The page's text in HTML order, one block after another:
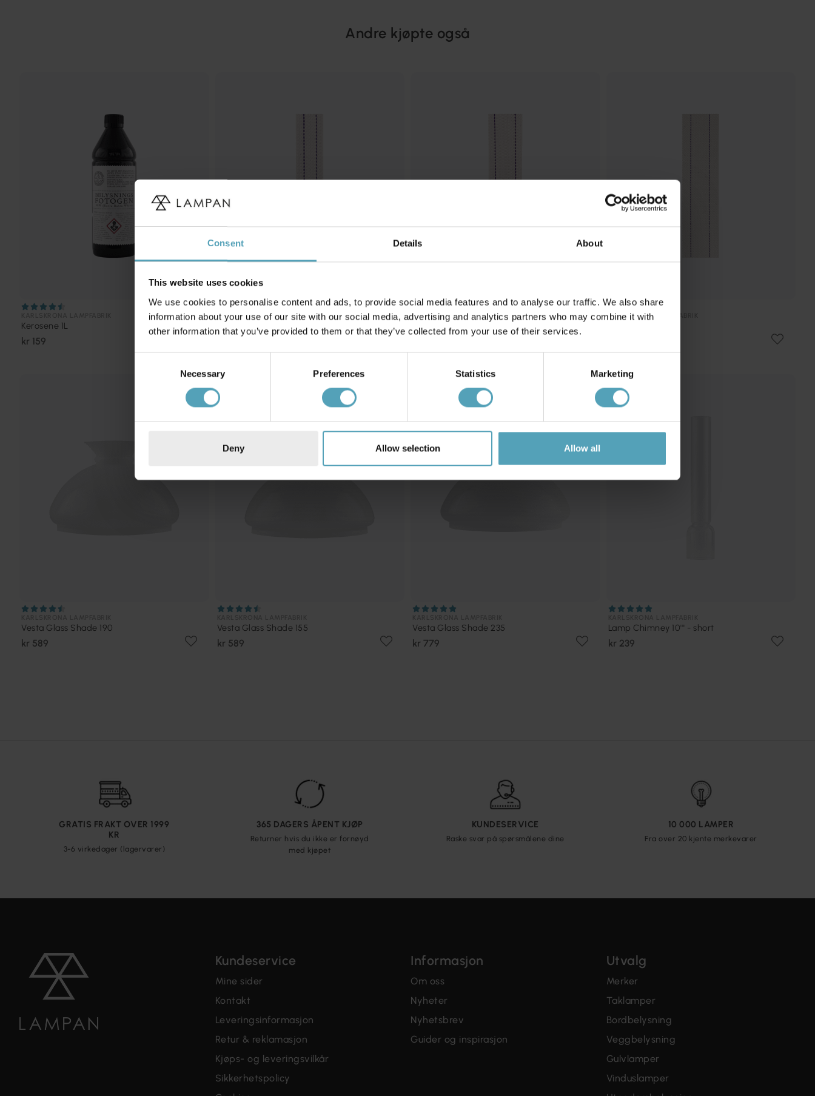
Consent Details About
This website uses cookies
We use cookies to personalise content and ads, to provide social media features and to analyse our traffic. We also share
information about your use of our site with our social media, advertising and analytics partners who may combine it with
other information that you’ve provided to them or that they’ve collected from your use of their services.
Necessary Preferences Statistics Marketing
Deny Allow selection Allow all
Andre kjøpte også
Kerosene 1L
kr 159
KARLSKRONA LAMPFABRIK
Wick 6'''
KARLSKRONA LAMPFABRIK
Wick 10'''
KARLSKRONA LAMPFABRIK
Vesta Glass Shade 190
kr 589
Vesta Glass Shade 155
kr 589
Vesta Glass Shade 235
kr 779
Lamp Chimney 10''' - short
kr 239
GRATIS FRAKT OVER 1999
KR
3-6 virkedager (lagervarer)
365 DAGERS ÅPENT KJØP
Returner hvis du ikke er fornøyd
med kjøpet
KUNDESERVICE
Raske svar på spørsmålene dine
10 000 LAMPER
Fra over 20 kjente merkevarer
Kundeservice
Mine sider
Kontakt
Leveringsinformasjon
Retur & reklamasjon
Kjøps- og leveringsvilkår
Sikkerhetspolicy
Informasjon
Om oss
Nyheter
Nyhetsbrev
Guider og inspirasjon
Utvalg
Merker
Taklamper
Bordbelysning
Veggbelysning
Gulvlamper
Vinduslamper